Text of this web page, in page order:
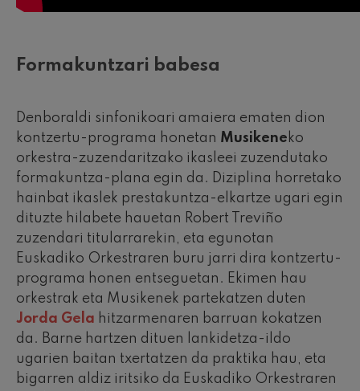
Formakuntzari babesa
Denboraldi sinfonikoari amaiera ematen dion
kontzertu-programa honetan Musikene ko
orkestra-zuzendaritzako ikasleei zuzendutako
formakuntza-plana egin da. Diziplina horretako
hainbat ikaslek prestakuntza-elkartze ugari egin
dituzte hilabete hauetan Robert Treviño
zuzendari titularrarekin, eta egunotan
Euskadiko Orkestraren buru jarri dira kontzertu-
programa honen entseguetan. Ekimen hau
orkestrak eta Musikenek partekatzen duten
Jorda Gela hitzarmenaren barruan kokatzen
da. Barne hartzen dituen lankidetza-ildo
ugarien baitan txertatzen da praktika hau, eta
bigarren aldiz iritsiko da Euskadiko Orkestraren